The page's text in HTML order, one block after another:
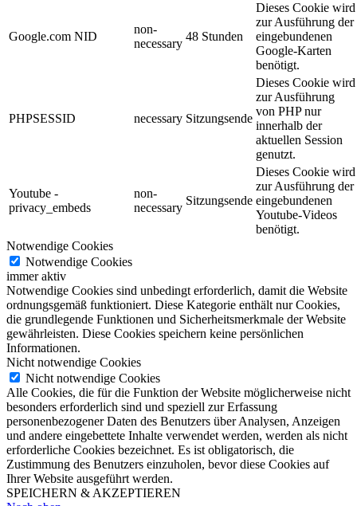
Google.com NID
non-
necessary
48 Stunden
Dieses Cookie wird
zur Ausführung der
eingebundenen
Google-Karten
benötigt.
PHPSESSID necessary Sitzungsende
Dieses Cookie wird
zur Ausführung
von PHP nur
innerhalb der
aktuellen Session
genutzt.
Youtube -
privacy_embeds
non-
necessary
Sitzungsende
Dieses Cookie wird
zur Ausführung der
eingebundenen
Youtube-Videos
benötigt.
Notwendige Cookies
Notwendige Cookies
immer aktiv
Notwendige Cookies sind unbedingt erforderlich, damit die Website
ordnungsgemäß funktioniert. Diese Kategorie enthält nur Cookies,
die grundlegende Funktionen und Sicherheitsmerkmale der Website
gewährleisten. Diese Cookies speichern keine persönlichen
Informationen.
Nicht notwendige Cookies
Nicht notwendige Cookies
Alle Cookies, die für die Funktion der Website möglicherweise nicht
besonders erforderlich sind und speziell zur Erfassung
personenbezogener Daten des Benutzers über Analysen, Anzeigen
und andere eingebettete Inhalte verwendet werden, werden als nicht
erforderliche Cookies bezeichnet. Es ist obligatorisch, die
Zustimmung des Benutzers einzuholen, bevor diese Cookies auf
Ihrer Website ausgeführt werden.
SPEICHERN & AKZEPTIEREN